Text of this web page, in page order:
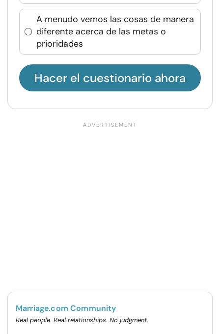
A menudo vemos las cosas de manera
diferente acerca de las metas o
prioridades
Hacer el cuestionario ahora
Marriage.com Community
Real people. Real relationships. No judgment.